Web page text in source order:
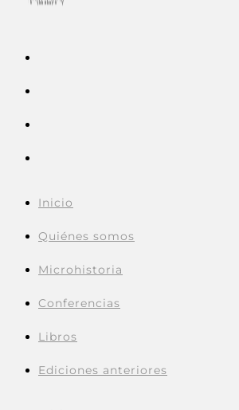
Inicio
Quiénes somos
Microhistoria
Conferencias
Libros
Ediciones anteriores